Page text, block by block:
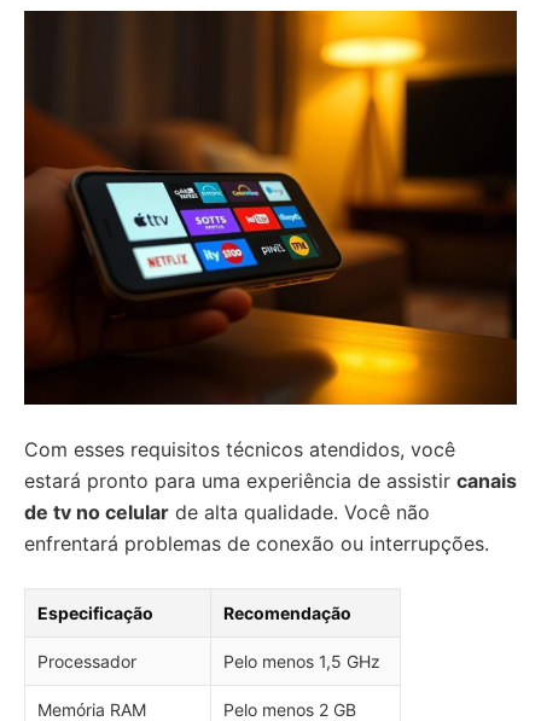
Com esses requisitos técnicos atendidos, você
estará pronto para uma experiência de assistir canais
de tv no celular de alta qualidade. Você não
enfrentará problemas de conexão ou interrupções.
Especificação Recomendação
Processador Pelo menos 1,5 GHz
Memória RAM Pelo menos 2 GB